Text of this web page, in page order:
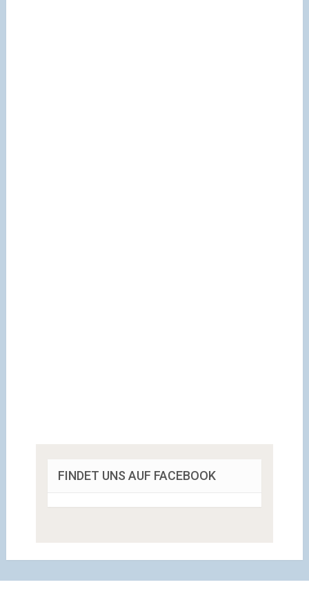
FINDET UNS AUF FACEBOOK